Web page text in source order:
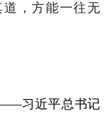
，方能一往无
习近平总书记